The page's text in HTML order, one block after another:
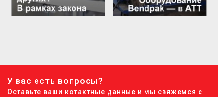
У вас есть вопросы?
Оставьте ваши котактные данные и мы свяжемся с